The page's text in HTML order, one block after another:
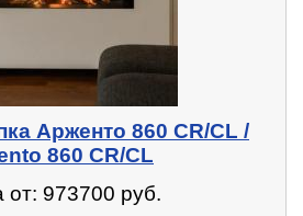
Арженто 860 CR/CL /
860 CR/CL
от: 973700 руб.